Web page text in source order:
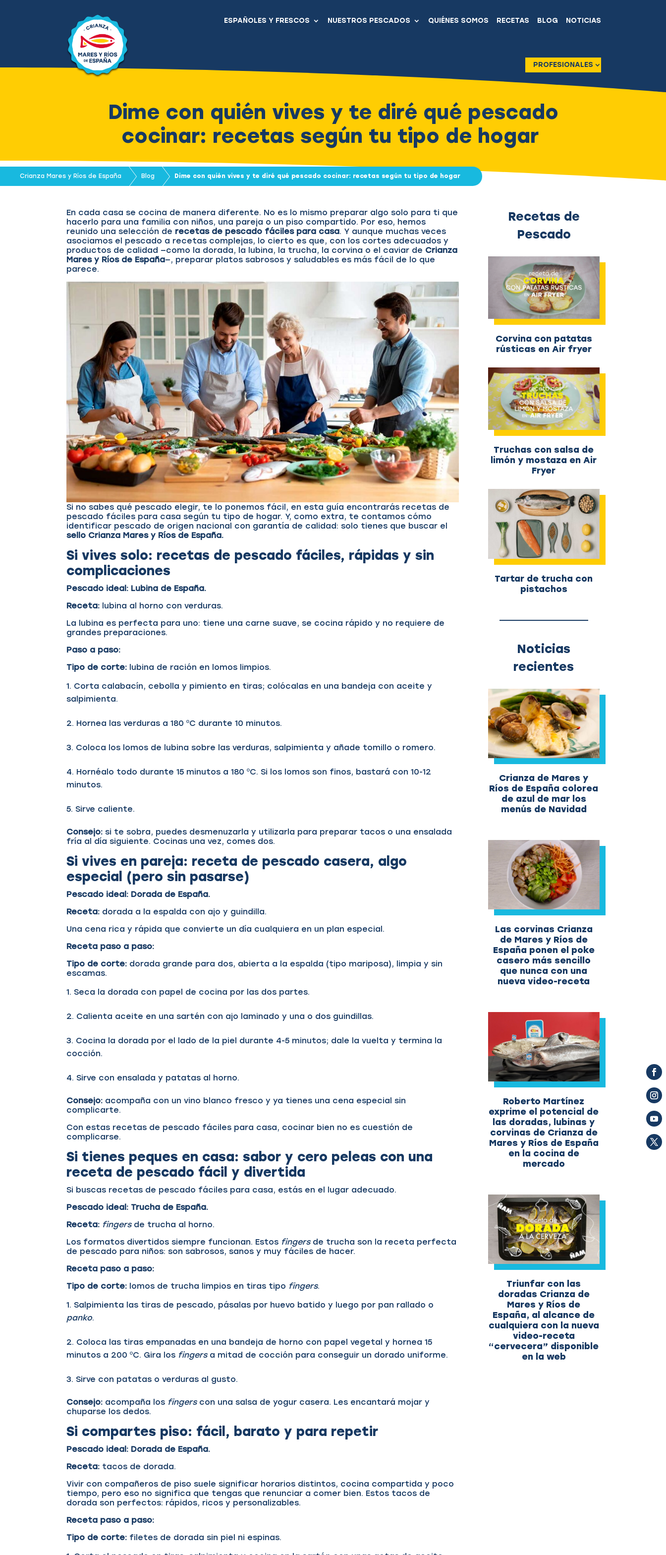
ESPAÑOLES Y FRESCOS NUESTROS PESCADOS QUIÉNES SOMOS RECETAS BLOG NOTICIAS
PROFESIONALES
Dime con quién vives y te diré qué pescado
cocinar: recetas según tu tipo de hogar
Crianza Mares y Ríos de España Blog Dime con quién vives y te diré qué pescado cocinar: recetas según tu tipo de hogar
En cada casa se cocina de manera diferente. No es lo mismo preparar algo solo para ti que
hacerlo para una familia con niños, una pareja o un piso compartido. Por eso, hemos
reunido una selección de recetas de pescado fáciles para casa. Y aunque muchas veces
asociamos el pescado a recetas complejas, lo cierto es que, con los cortes adecuados y
productos de calidad —como la dorada, la lubina, la trucha, la corvina o el caviar de Crianza
Mares y Ríos de España—, preparar platos sabrosos y saludables es más fácil de lo que
parece.
Si no sabes qué pescado elegir, te lo ponemos fácil, en esta guía encontrarás recetas de
pescado fáciles para casa según tu tipo de hogar. Y, como extra, te contamos cómo
identificar pescado de origen nacional con garantía de calidad: solo tienes que buscar el
sello Crianza Mares y Ríos de España.
Si vives solo: recetas de pescado fáciles, rápidas y sin
complicaciones
Pescado ideal: Lubina de España.
Receta: lubina al horno con verduras.
La lubina es perfecta para uno: tiene una carne suave, se cocina rápido y no requiere de
grandes preparaciones.
Paso a paso:
Tipo de corte: lubina de ración en lomos limpios.
Corta calabacín, cebolla y pimiento en tiras; colócalas en una bandeja con aceite y
salpimienta.
Hornea las verduras a 180 ºC durante 10 minutos.
Coloca los lomos de lubina sobre las verduras, salpimienta y añade tomillo o romero.
Hornéalo todo durante 15 minutos a 180 ºC. Si los lomos son finos, bastará con 10-12
minutos.
Sirve caliente.
Consejo: si te sobra, puedes desmenuzarla y utilizarla para preparar tacos o una ensalada
fría al día siguiente. Cocinas una vez, comes dos.
Si vives en pareja: receta de pescado casera, algo
especial (pero sin pasarse)
Pescado ideal: Dorada de España.
Receta: dorada a la espalda con ajo y guindilla.
Una cena rica y rápida que convierte un día cualquiera en un plan especial.
Receta paso a paso:
Tipo de corte: dorada grande para dos, abierta a la espalda (tipo mariposa), limpia y sin
escamas.
Seca la dorada con papel de cocina por las dos partes.
Calienta aceite en una sartén con ajo laminado y una o dos guindillas.
Cocina la dorada por el lado de la piel durante 4-5 minutos; dale la vuelta y termina la
cocción.
Sirve con ensalada y patatas al horno.
Consejo: acompaña con un vino blanco fresco y ya tienes una cena especial sin
complicarte.
Con estas recetas de pescado fáciles para casa, cocinar bien no es cuestión de
complicarse.
Si tienes peques en casa: sabor y cero peleas con una
receta de pescado fácil y divertida
Si buscas recetas de pescado fáciles para casa, estás en el lugar adecuado.
Pescado ideal: Trucha de España.
Receta: fingersde trucha al horno.
Los formatos divertidos siempre funcionan. Estos fingersde trucha son la receta perfecta
de pescado para niños: son sabrosos, sanos y muy fáciles de hacer.
Receta paso a paso:
Tipo de corte: lomos de trucha limpios en tiras tipo fingers.
Salpimienta las tiras de pescado, pásalas por huevo batido y luego por pan rallado o
panko.
Coloca las tiras empanadas en una bandeja de horno con papel vegetal y hornea 15
minutos a 200 ºC. Gira los fingersa mitad de cocción para conseguir un dorado uniforme.
Sirve con patatas o verduras al gusto.
Consejo: acompaña los fingerscon una salsa de yogur casera. Les encantará mojar y
chuparse los dedos.
Si compartes piso: fácil, barato y para repetir
Pescado ideal: Dorada de España.
Receta: tacos de dorada.
Vivir con compañeros de piso suele significar horarios distintos, cocina compartida y poco
tiempo, pero eso no significa que tengas que renunciar a comer bien. Estos tacos de
dorada son perfectos: rápidos, ricos y personalizables.
Receta paso a paso:
Tipo de corte: filetes de dorada sin piel ni espinas.
Recetas de
Pescado
Corvina con patatas
rústicas en Air fryer
Truchas con salsa de
limón y mostaza en Air
Fryer
Tartar de trucha con
pistachos
Noticias
recientes
Crianza de Mares y
Ríos de España colorea
de azul de mar los
menús de Navidad
Las corvinas Crianza
de Mares y Ríos de
España ponen el poke
casero más sencillo
que nunca con una
nueva video-receta
Roberto Martínez
exprime el potencial de
las doradas, lubinas y
corvinas de Crianza de
Mares y Ríos de España
en la cocina de
mercado
Triunfar con las
doradas Crianza de
Mares y Ríos de
España, al alcance de
cualquiera con la nueva
video-receta
“cervecera” disponible
en la web